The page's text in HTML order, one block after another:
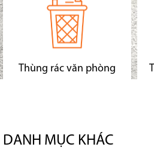
Thùng rác văn phòng
DANH MỤC KHÁC